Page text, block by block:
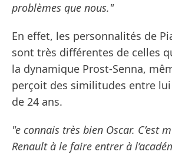
problèmes que nous."
En effet, les personnalités de
sont très différentes de celles
la dynamique Prost-Senna,
perçoit des similitudes entre lui
de 24 ans.
"e connais très bien Oscar. C’est
Renault à le faire entrer à